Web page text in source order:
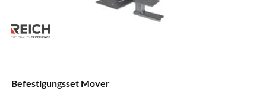
Befestigungsset Mover